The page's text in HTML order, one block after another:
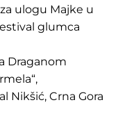
ulogu Majke u
glumca
Draganom
Nikšić, Crna Gora